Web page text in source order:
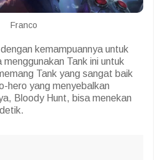
Franco
kemampuannya untuk
Tank ini untuk
Tank yang sangat baik
hero yang menyebalkan
Bloody Hunt, bisa menekan